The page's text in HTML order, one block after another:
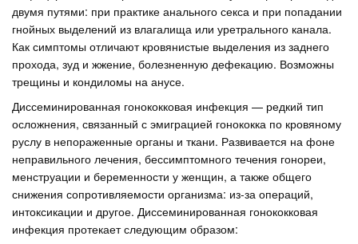
двумя путями: при практике анального секса и при попадании
гнойных выделений из влагалища или уретрального канала.
Как симптомы отличают кровянистые выделения из заднего
прохода, зуд и жжение, болезненную дефекацию. Возможны
трещины и кондиломы на анусе.
Диссеминированная гонококковая инфекция — редкий тип
осложнения, связанный с эмиграцией гонококка по кровяному
руслу в непораженные органы и ткани. Развивается на фоне
неправильного лечения, бессимптомного течения гонореи,
менструации и беременности у женщин, а также общего
снижения сопротивляемости организма: из-за операций,
интоксикации и другое. Диссеминированная гонококковая
инфекция протекает следующим образом: